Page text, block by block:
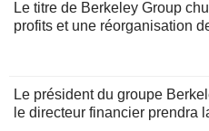
Le titre de Berkeley Group
profits et une réorganisation
Le président du groupe
le directeur financier prendra